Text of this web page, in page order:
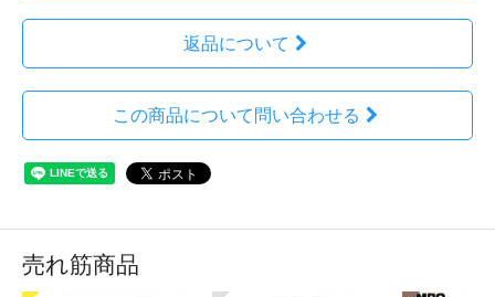
返品について
この商品について問い合わせる
売れ筋商品